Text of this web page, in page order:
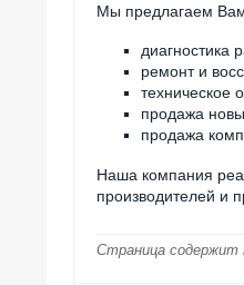
Мы предлагаем
диагностика
ремонт и
техническое
продажа
продажа
Наша компания
производителей и
Страница содержит